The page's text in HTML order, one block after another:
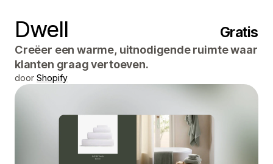
Dwell Gratis
Creëer een warme, uitnodigende ruimte waar
klanten graag vertoeven.
door Shopify